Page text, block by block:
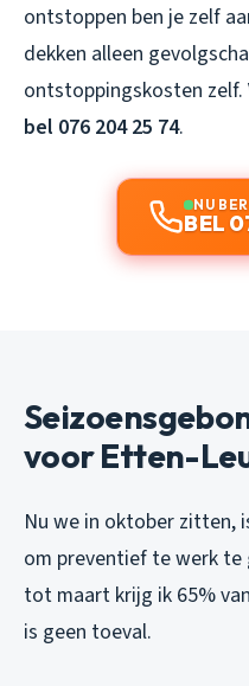
ontstoppen ben je zelf
dekken alleen
ontstoppingskosten zelf.
bel 076 204 25 74.
NU
BEL
voor Etten-
Nu we in oktober zitten,
om preventief te werk te
tot maart krijg ik 65%
is geen toeval.